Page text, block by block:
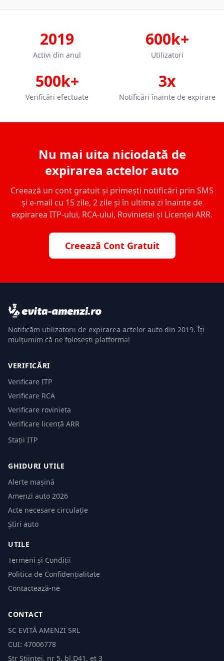
2019
Activi din anul
600k+
Utilizatori
500k+
Verificări efectuate
3x
Notificări înainte de expirare
Nu mai uita niciodată de
expirarea actelor auto
Creează un cont gratuit și primești notificări prin SMS
și e-mail cu 15 zile, 2 zile și în ultima zi înainte de
expirarea ITP-ului, RCA-ului, Rovinietei și Licenței ARR.
Creează Cont Gratuit
Notificăm utilizatorii de expirarea actelor auto din 2019. Îți
mulțumim că ne folosești platforma!
VERIFICĂRI
Verificare ITP
Verificare RCA
Verificare rovinieta
Verificare licență ARR
Stații ITP
GHIDURI UTILE
Alerte mașină
Amenzi auto 2026
Acte necesare circulație
Știri auto
UTILE
Termeni și Condiții
Politica de Confidențialitate
Contactează-ne
CONTACT
SC EVITĂ AMENZI SRL
CUI: 47006778
Str Științei, nr 5, bl.D41, et 3